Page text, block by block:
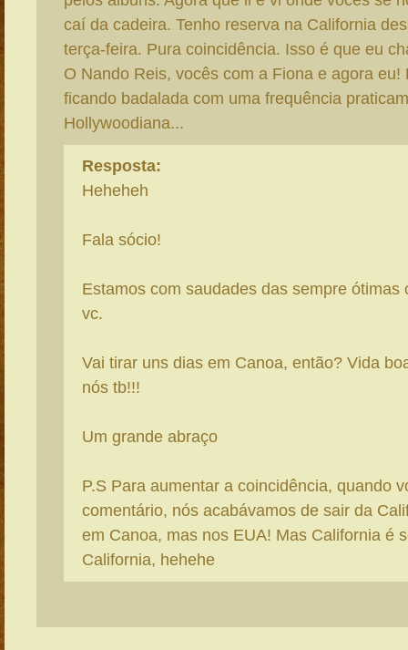
caí da cadeira. Tenho reserva na California
terça-feira. Pura coincidência. Isso é que eu
O Nando Reis, vocês com a Fiona e agora eu!
ficando badalada com uma frequência
Hollywoodiana...
Resposta:
Heheheh
Fala sócio!
Estamos com saudades das sempre ótimas
vc.
Vai tirar uns dias em Canoa, então? Vida
nós tb!!!
Um grande abraço
P.S Para aumentar a coincidência, quando
comentário, nós acabávamos de sair da
em Canoa, mas nos EUA! Mas California é
California, hehehe